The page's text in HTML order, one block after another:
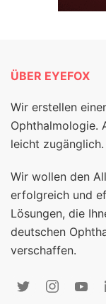
ÜBER EYEFOX
Wir erstellen
Ophthalmologie.
leicht zugänglich.
Wir wollen den
erfolgreich und
Lösungen, die
deutschen
verschaffen.